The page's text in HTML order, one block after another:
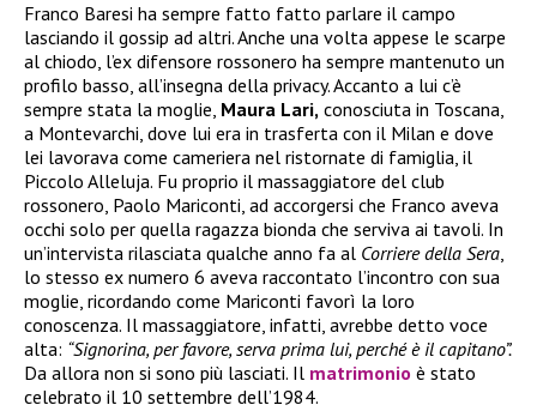
Franco Baresi ha sempre fatto fatto parlare il campo
lasciando il gossip ad altri. Anche una volta appese le scarpe
al chiodo, l’ex difensore rossonero ha sempre mantenuto un
profilo basso, all’insegna della privacy. Accanto a lui c’è
sempre stata la moglie, Maura Lari, conosciuta in Toscana,
a Montevarchi, dove lui era in trasferta con il Milan e dove
lei lavorava come cameriera nel ristornate di famiglia, il
Piccolo Alleluja. Fu proprio il massaggiatore del club
rossonero, Paolo Mariconti, ad accorgersi che Franco aveva
occhi solo per quella ragazza bionda che serviva ai tavoli. In
un’intervista rilasciata qualche anno fa al Corriere della Sera,
lo stesso ex numero 6 aveva raccontato l’incontro con sua
moglie, ricordando come Mariconti favorì la loro
conoscenza. Il massaggiatore, infatti, avrebbe detto voce
alta: “Signorina, per favore, serva prima lui, perché è il capitano”.
Da allora non si sono più lasciati. Il matrimonio è stato
celebrato il 10 settembre dell’1984.